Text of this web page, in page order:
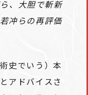
、大胆で斬新
冲らの再評価
史でいう）本
アドバイスさ